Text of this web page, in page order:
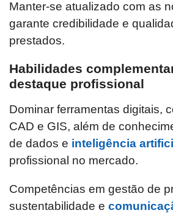
Manter-se atualizado com as
garante credibilidade e
prestados.
Habilidades
destaque profissional
Dominar ferramentas digitais,
CAD e GIS, além de
de dados e inteligência
profissional no mercado.
Competências em gestão de
sustentabilidade e